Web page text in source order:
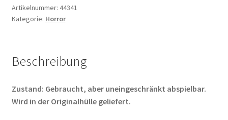
3
Menge
Artikelnummer: 44341
Kategorie: Horror
Beschreibung
Zustand: Gebraucht, aber uneingeschränkt abspielbar.
Wird in der Originalhülle geliefert.